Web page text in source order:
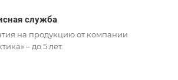
служба
на продукцию от компании
– до 5 лет.